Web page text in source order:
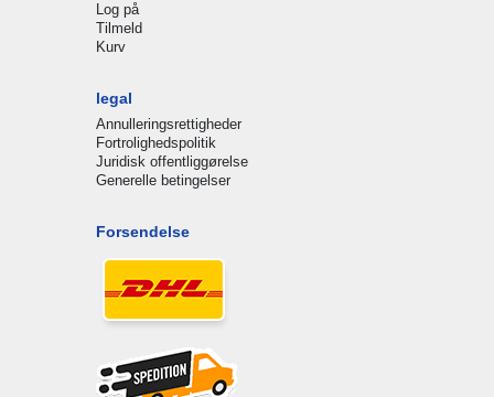
Log på
Tilmeld
Kurv
legal
Annulleringsrettigheder
Fortrolighedspolitik
Juridisk offentliggørelse
Generelle betingelser
Forsendelse